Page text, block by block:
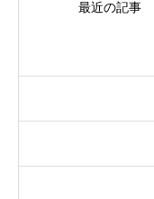
最近の記事